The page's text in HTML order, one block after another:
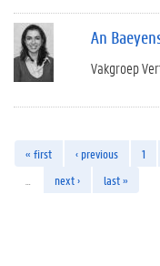
An
Vakgroep
« first ‹ previous 1
next › last »